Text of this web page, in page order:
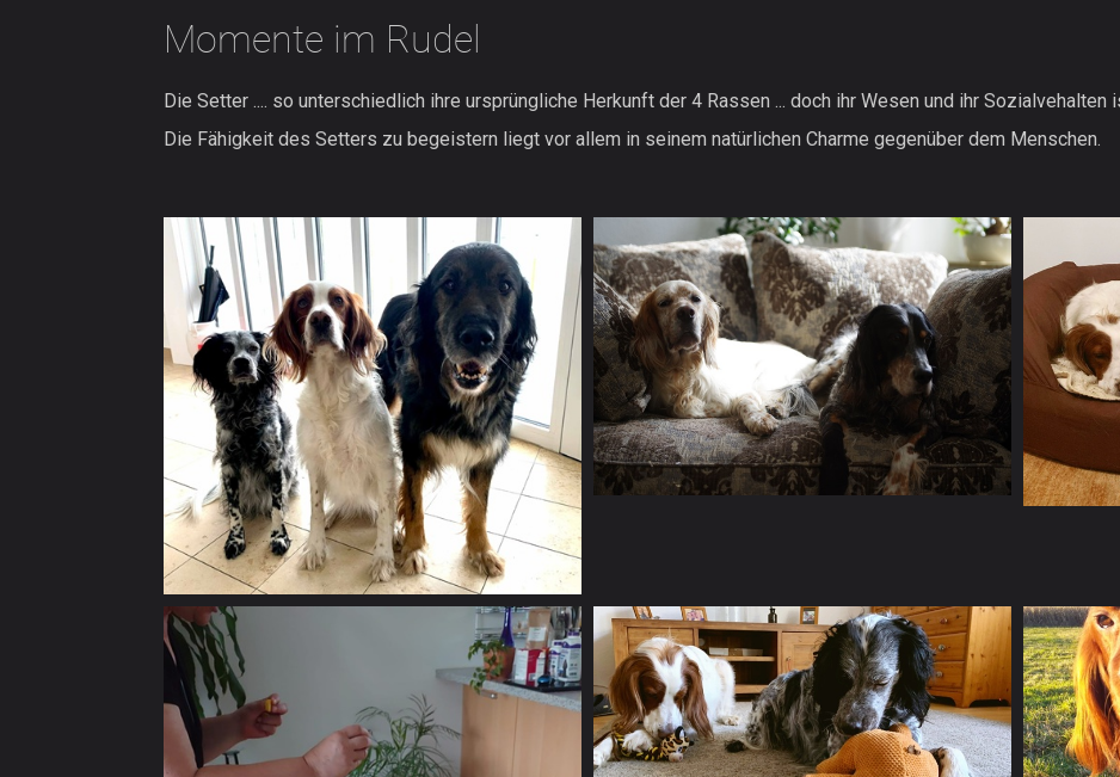
Momente im Rudel
Die Setter .... so unterschiedlich ihre ursprüngliche Herkunft der 4 Rassen ... doch ihr Wesen und ihr Sozialvehalten
Die Fähigkeit des Setters zu begeistern liegt vor allem in seinem natürlichen Charme gegenüber dem Menschen.